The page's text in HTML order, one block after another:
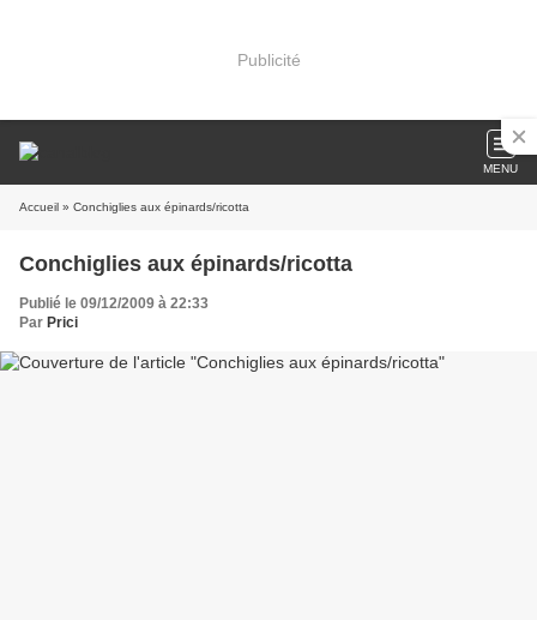
Publicité
MENU
Accueil » Conchiglies aux épinards/ricotta
Conchiglies aux épinards/ricotta
Publié le 09/12/2009 à 22:33
Par Prici